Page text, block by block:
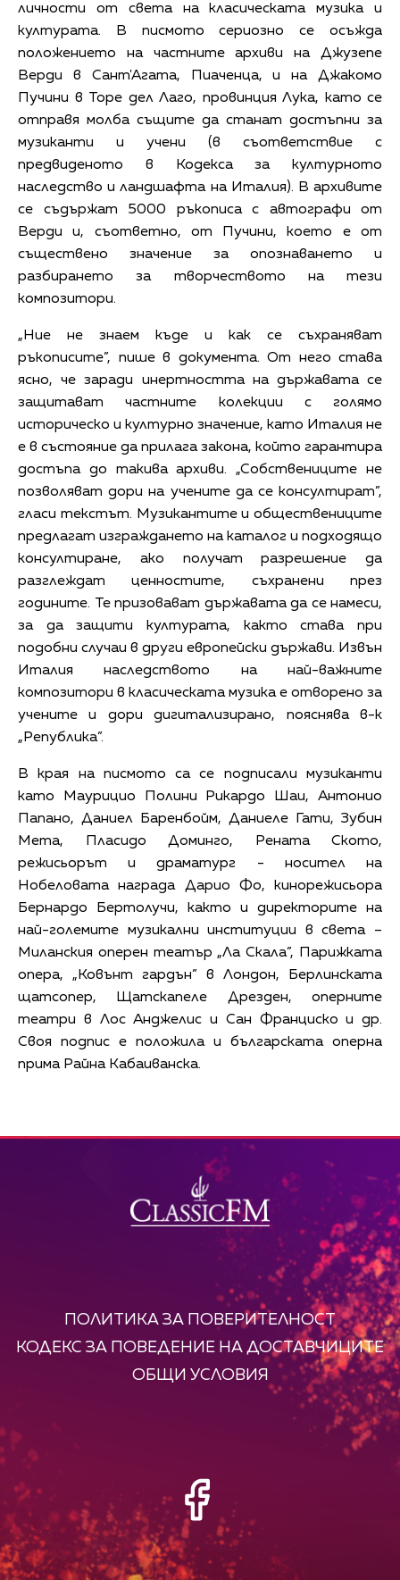
личности от света на класическата музика и
културата. В писмото сериозно се осъжда
положението на частните архиви на Джузепе
Верди в Сант'Агата, Пиаченца, и на Джакомо
Пучини в Торе дел Лаго, провинция Лука, като се
отправя молба същите да станат достъпни за
музиканти и учени (в съответствие с
предвиденото в Кодекса за културното
наследство и ландшафта на Италия). В архивите
се съдържат 5000 ръкописа с автографи от
Верди и, съответно, от Пучини, което е от
съществено значение за опознаването и
разбирането за творчеството на тези
композитори.
„Ние не знаем къде и как се съхраняват
ръкописите”, пише в документа. От него става
ясно, че заради инертността на държавата се
защитават частните колекции с голямо
историческо и културно значение, като Италия не
е в състояние да прилага закона, който гарантира
достъпа до такива архиви. „Собствениците не
позволяват дори на учените да се консултират”,
гласи текстът. Музикантите и обществениците
предлагат изграждането на каталог и подходящо
консултиране, ако получат разрешение да
разглеждат ценностите, съхранени през
годините. Те призовават държавата да се намеси,
за да защити културата, както става при
подобни случаи в други европейски държави. Извън
Италия наследството на най-важните
композитори в класическата музика е отворено за
учените и дори дигитализирано, пояснява в-к
„Република”.
В края на писмото са се подписали музиканти
като Маурицио Полини Рикардо Шаи, Антонио
Папано, Даниел Баренбойм, Даниеле Гати, Зубин
Мета, Пласидо Доминго, Рената Ското,
режисьорът и драматург - носител на
Нобеловата награда Дарио Фо, кинорежисьора
Бернардо Бертолучи, както и директорите на
най-големите музикални институции в света –
Миланския оперен театър „Ла Скала”, Парижката
опера, „Ковънт гардън” в Лондон, Берлинската
щатсопер, Щатскапеле Дрезден, оперните
театри в Лос Анджелис и Сан Франциско и др.
Своя подпис е положила и българската оперна
прима Райна Кабаиванска.
ПОЛИТИКА ЗА ПОВЕРИТЕЛНОСТ
КОДЕКС ЗА ПОВЕДЕНИЕ НА ДОСТАВЧИЦИТЕ
ОБЩИ УСЛОВИЯ